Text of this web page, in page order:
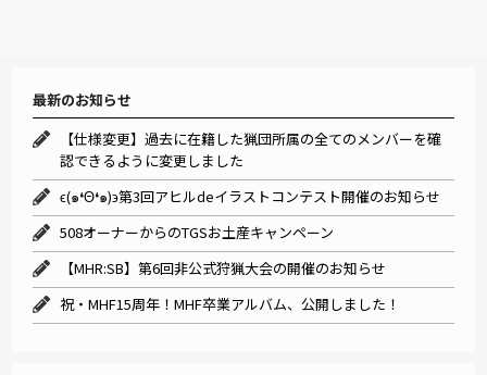
最新のお知らせ
【仕様変更】過去に在籍した猟団所属の全てのメンバーを確
認できるように変更しました
ϵ(๑❛Θ❛๑)϶第3回アヒルdeイラストコンテスト開催のお知らせ
508オーナーからのTGSお土産キャンペーン
【MHR:SB】第6回非公式狩猟大会の開催のお知らせ
祝・MHF15周年！MHF卒業アルバム、公開しました！